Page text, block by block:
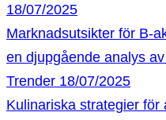
18/07/2025
Marknadsutsikter för B-
en djupgående analys
Trender 18/07/2025
Kulinariska strategier